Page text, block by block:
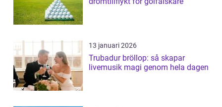
13 januari 2026
Trubadur bröllop: så skapar
livemusik magi genom hela dagen